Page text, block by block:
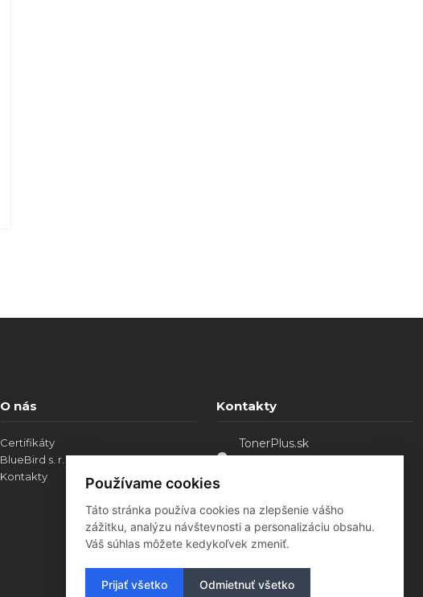
O nás
Certifikáty
BlueBird s. r. o.
Kontakty
Kontakty
TonerPlus.sk
tonerplus@bluebird.sk
Používame cookies
Táto stránka používa cookies na zlepšenie vášho
zážitku, analýzu návštevnosti a personalizáciu obsahu.
Váš súhlas môžete kedykoľvek zmeniť.
Prijať všetko Odmietnuť všetko